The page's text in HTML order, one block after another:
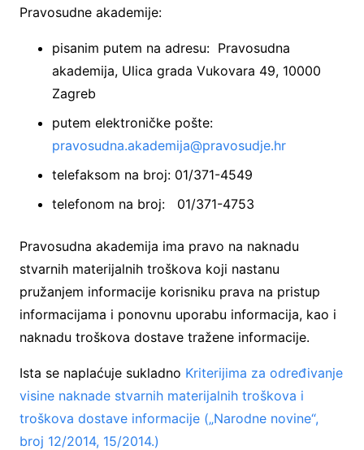
Pravosudne akademije:
pisanim putem na adresu: Pravosudna
akademija, Ulica grada Vukovara 49, 10000
Zagreb
putem elektroničke pošte:
pravosudna.akademija@pravosudje.hr
telefaksom na broj: 01/371-4549
telefonom na broj: 01/371-4753
Pravosudna akademija ima pravo na naknadu
stvarnih materijalnih troškova koji nastanu
pružanjem informacije korisniku prava na pristup
informacijama i ponovnu uporabu informacija, kao i
naknadu troškova dostave tražene informacije.
Ista se naplaćuje sukladno Kriterijima za određivanje
visine naknade stvarnih materijalnih troškova i
troškova dostave informacije („Narodne novine“,
broj 12/2014, 15/2014.)